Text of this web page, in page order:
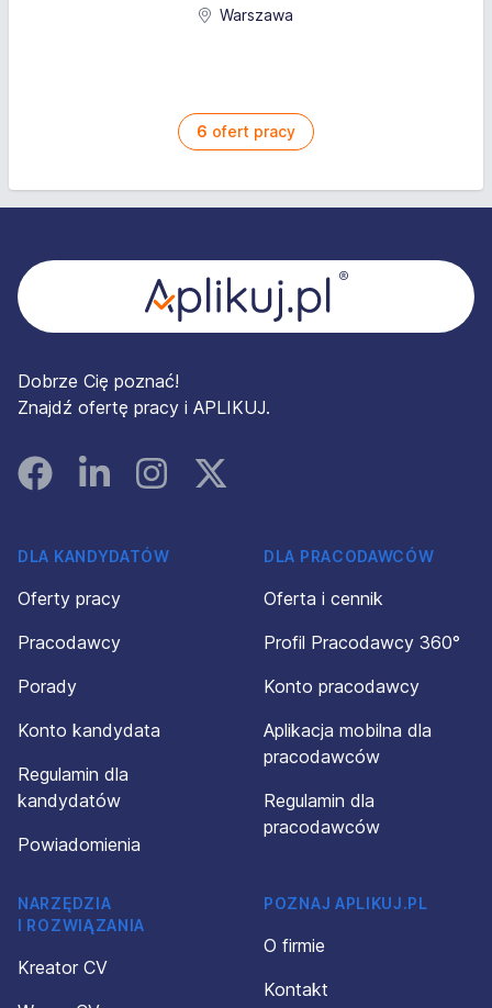
Warszawa
6 ofert pracy
Dobrze Cię poznać!
Znajdź ofertę pracy i APLIKUJ.
FacebookLinked InInstagramInstagram
DLA KANDYDATÓW
Oferty pracy
Pracodawcy
Porady
Konto kandydata
Regulamin dla
kandydatów
Powiadomienia
DLA PRACODAWCÓW
Oferta i cennik
Profil Pracodawcy 360°
Konto pracodawcy
Aplikacja mobilna dla
pracodawców
Regulamin dla
pracodawców
NARZĘDZIA
I ROZWIĄZANIA
Kreator CV
POZNAJ APLIKUJ.PL
O firmie
Kontakt